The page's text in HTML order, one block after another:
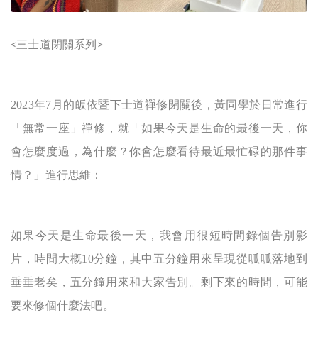
<三士道閉關系列 >
2023年7月的皈依暨下士道禪修閉關後，黃同學於日常進行
「無常一座」禪修，就「如果今天是生命的最後一天，你
會怎麼度過，為什麼？你會怎麼看待最近最忙碌的那件事
情？」進行思維：
如果今天是生命最後一天，我會用很短時間錄個告別影
片，時間大概10分鐘，其中五分鐘用來呈現從呱呱落地到
垂垂老矣，五分鐘用來和大家告別。剩下來的時間，可能
要來修個什麼法吧。